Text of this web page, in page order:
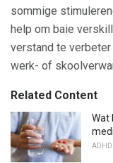
sommige
help om baie
verstand te
werk- of
Related Content
Wat
ADHD